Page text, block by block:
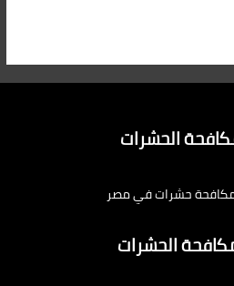
الحشرات
حشرات في مصر
الحشرات